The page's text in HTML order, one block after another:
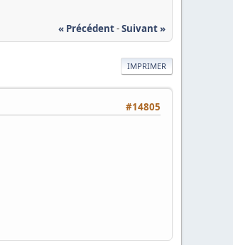
« Précédent-Suivant »
IMPRIMER
#14805